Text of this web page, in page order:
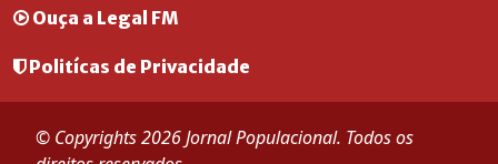
Ouça a Legal FM
Politícas de Privacidade
© Copyrights 2026 Jornal Populacional. Todos os